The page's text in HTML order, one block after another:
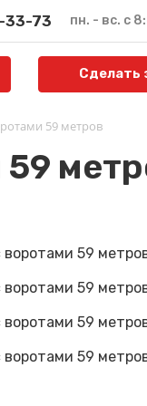
33-73 пн. - вс. с
Сделать
59 метров